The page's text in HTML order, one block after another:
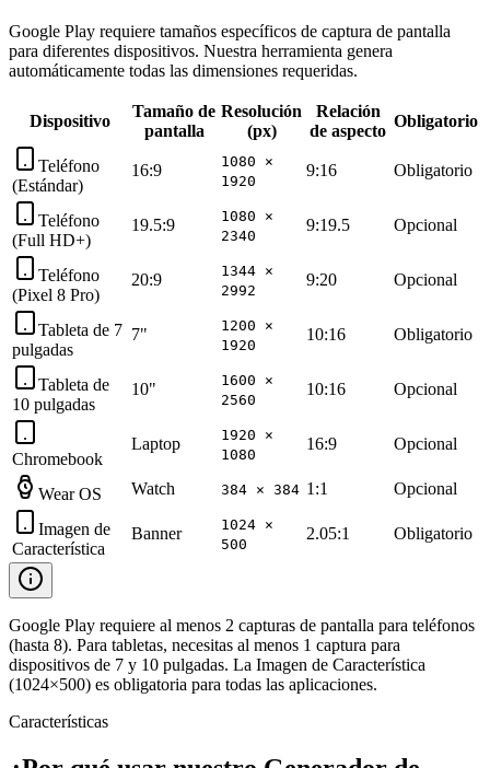
Google Play requiere tamaños específicos de captura de pantalla
para diferentes dispositivos. Nuestra herramienta genera
automáticamente todas las dimensiones requeridas.
Dispositivo
Tamaño de
pantalla
Resolución
(px)
Relación
de aspecto
Obligatorio
Teléfono
(Estándar)
16:9
1080 ×
1920
9:16 Obligatorio
Teléfono
(Full HD+)
19.5:9
1080 ×
2340
9:19.5 Opcional
Teléfono
(Pixel 8 Pro)
20:9
1344 ×
2992
9:20 Opcional
Tableta de 7
pulgadas
7"
1200 ×
1920
10:16 Obligatorio
Tableta de
10 pulgadas
10"
1600 ×
2560
10:16 Opcional
Chromebook
Laptop
1920 ×
1080
16:9 Opcional
Wear OS Watch 384 × 384 1:1 Opcional
Imagen de
Característica
Banner
1024 ×
500
2.05:1 Obligatorio
Google Play requiere al menos 2 capturas de pantalla para teléfonos
(hasta 8). Para tabletas, necesitas al menos 1 captura para
dispositivos de 7 y 10 pulgadas. La Imagen de Característica
(1024×500) es obligatoria para todas las aplicaciones.
Características